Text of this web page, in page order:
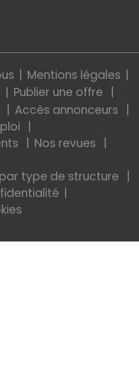
Mentions légales
Publier une offre
Accès annonceurs
Nos revues
type de structure